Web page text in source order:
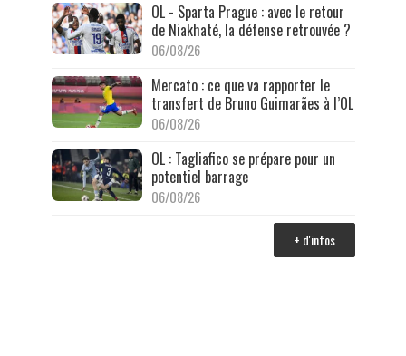
OL - Sparta Prague : avec le retour
de Niakhaté, la défense retrouvée ?
06/08/26
Mercato : ce que va rapporter le
transfert de Bruno Guimarães à l’OL
06/08/26
OL : Tagliafico se prépare pour un
potentiel barrage
06/08/26
+ d'infos